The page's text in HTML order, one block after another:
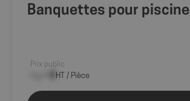
Banquettes pour piscine
Prix public
HT / Pièce